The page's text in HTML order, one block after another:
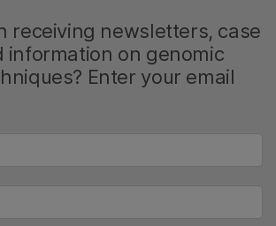
receiving newsletters, case
information on genomic
Enter your email